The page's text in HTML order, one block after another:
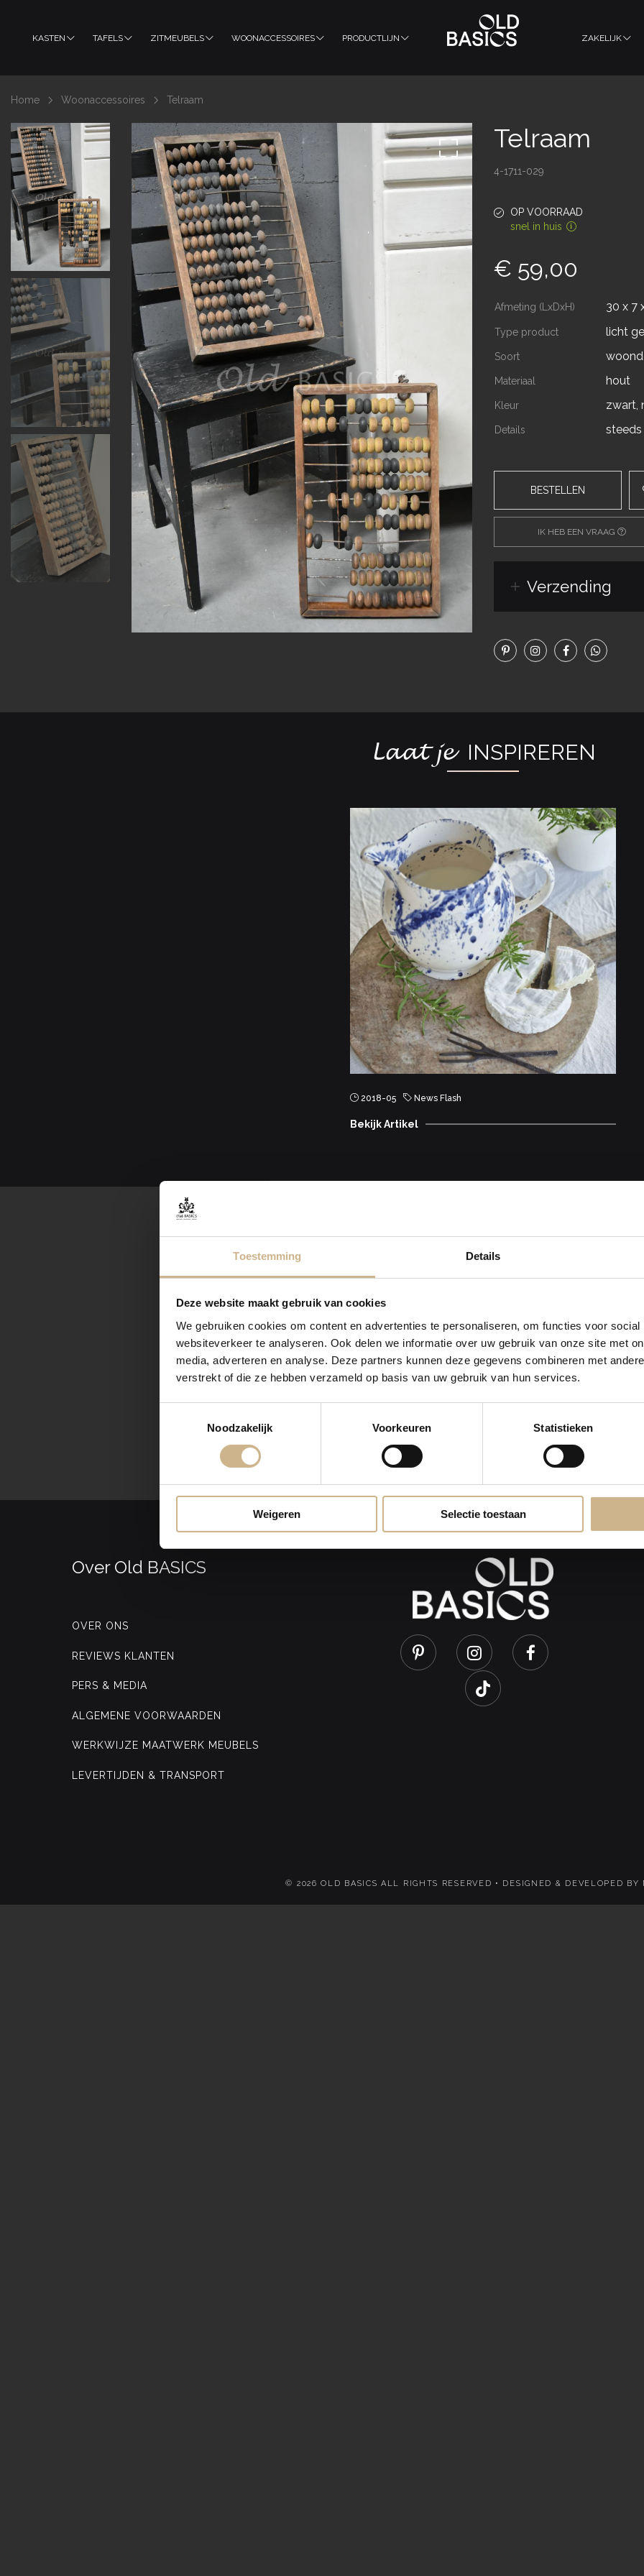
Toestemming Details
Deze website maakt gebruik van cookies
We gebruiken cookies om content en advertenties te personaliseren, om functies voor
websiteverkeer te analyseren. Ook delen we informatie over uw gebruik van onze site met
media, adverteren en analyse. Deze partners kunnen deze gegevens combineren met
verstrekt of die ze hebben verzameld op basis van uw gebruik van hun services.
Noodzakelijk
Voorkeuren Statistieken
Weigeren Selectie toestaan
KASTEN TAFELS ZITMEUBELS WOONACCESSOIRES PRODUCTLIJN ZAKELIJK
Home Woonaccessoires Telraam
Telraam
4-1711-029
OP VOORRAAD
snel in huis
€ 59,00
Afmeting (LxDxH) 30 x 7
Type product licht
Soort
Materiaal hout
Kleur zwart,
Details
BESTELLEN
IK HEB EEN VRAAG
Verzending
Laat je INSPIREREN
2018-05 News Flash
Bekijk Artikel
OP DE HOOGTE
Ontvang elke maand een flinke dosis wooninspiratie en blijf op de hoogte van
Over Old BASICS
OVER ONS
REVIEWS KLANTEN
PERS & MEDIA
ALGEMENE VOORWAARDEN
WERKWIJZE MAATWERK MEUBELS
LEVERTIJDEN & TRANSPORT
© 2026 OLD BASICS ALL RIGHTS RESERVED • DESIGNED & DEVELOPED BY